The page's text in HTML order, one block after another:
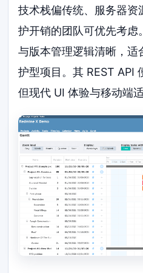
技术栈偏传统、服务器资
护开销的团队可优先考
与版本管理逻辑清晰，适
护型项目。其 REST API
但现代 UI 体验与移动端